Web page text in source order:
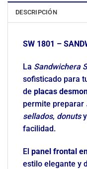
DESCRIPCIÓN
SW 1801 –
La Sandwichera
sofisticado para
de placas
permite preparar
sellados, donutsy
facilidad.
El panel frontal
estilo elegante y